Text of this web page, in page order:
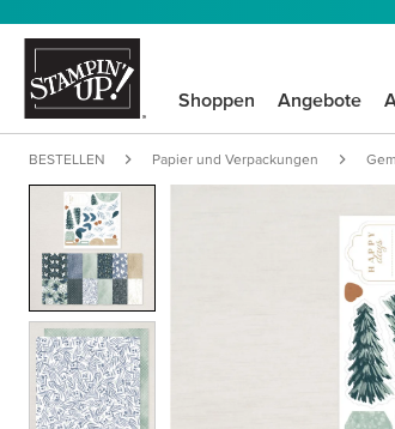
Shoppen Angebote
BESTELLEN Papier und Verpackungen